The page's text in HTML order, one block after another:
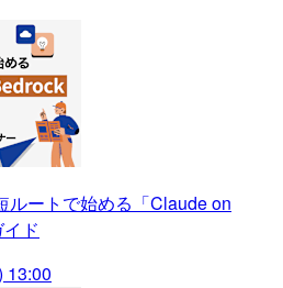
ルートで始める「Claude on
ド
13:00